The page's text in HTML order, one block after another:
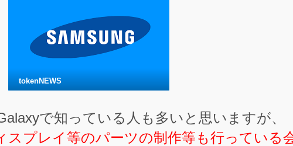
tokenNEWS
で知っている人も多いと思いますが、
スプレイ等のパーツの制作等も行っている